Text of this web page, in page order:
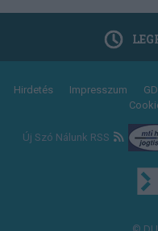
Footer
Hirdetés Impresszum
Új Szó Nálunk RSS